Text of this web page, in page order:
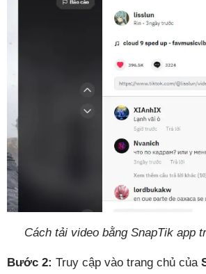
Cách tải video bằng SnapTik app
Bước 2: Truy cập vào trang chủ của